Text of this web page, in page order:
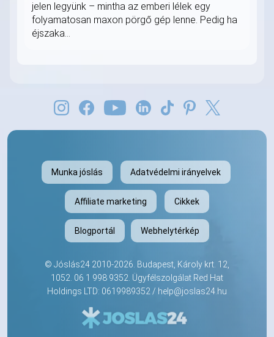
jelen legyünk – mintha az emberi lélek egy
folyamatosan maxon pörgő gép lenne. Pedig ha
éjszaka...
Munka jóslás Adatvédelmi irányelvek
Affiliate marketing Cikkek
Blogportál Webhelytérkép
© Jóslás24 2010-2026. Budapest, Károly krt. 12,
1052. 06 1 998 9352. Ügyfélszolgálat Red Hat
Holdings LTD: 0619989352 / help@joslas24.hu